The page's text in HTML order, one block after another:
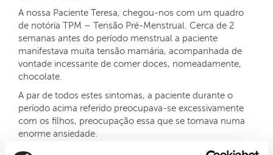
A nossa Paciente Teresa, chegou-nos com um quadro
de notória TPM – Tensão Pré-Menstrual. Cerca de 2
semanas antes do período menstrual a paciente
manifestava muita tensão mamária, acompanhada de
vontade incessante de comer doces, nomeadamente,
chocolate.
A par de todos estes sintomas, a paciente durante o
período acima referido preocupava-se excessivamente
com os filhos, preocupação essa que se tornava numa
enorme ansiedade.